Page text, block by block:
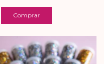
Comprar